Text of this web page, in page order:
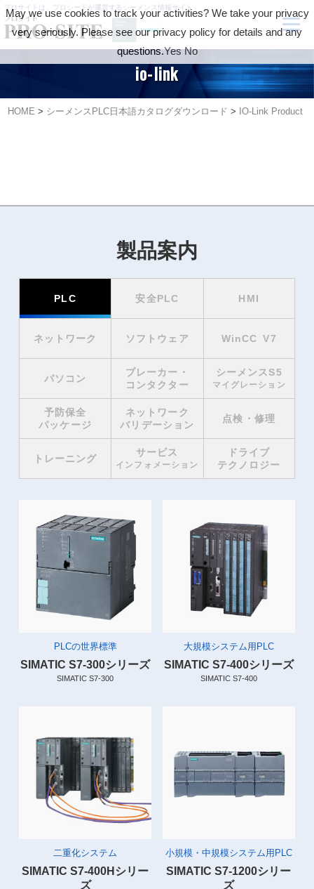
プロサイトは、プロシードが運営するシーメンス情報サイト
io-link
HOME > シーメンスPLC日本語カタログダウンロード > IO-Link Product
製品案内
PLC 安全PLC HMI
ネットワーク ソフトウェア WinCC V7
パソコン
ブレーカー・
コンタクター
シーメンスS5
マイグレーション
予防保全
パッケージ
ネットワーク
バリデーション
点検・修理
トレーニング
サービス
インフォメーション
ドライブ
テクノロジー
PLCの世界標準
SIMATIC S7-300シリーズ
SIMATIC S7-300
大規模システム用PLC
SIMATIC S7-400シリーズ
SIMATIC S7-400
二重化システム
SIMATIC S7-400Hシリー
ズ
小規模・中規模システム用PLC
SIMATIC S7-1200シリー
ズ
May we use cookies to track your activities? We take your privacy
very seriously. Please see our privacy policy for details and any
questions.Yes No